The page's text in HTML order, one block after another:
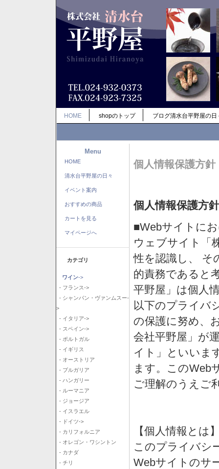
HOME shopのトップ ブログ清水台平野屋の日
Menu
HOME
清水台平野屋の日々
イベント案内
おすすめの商品
カートを見る
マイページへ
カテゴリ
ワイン->
- フランス->
- シャンパン・ヴァンムスー-
>
- イタリア->
- スペイン->
- ポルトガル
- イギリス
- オーストリア
- ブルガリア
- ハンガリー
- ルーマニア
- ジョージア
- イスラエル
- ドイツ->
- カリフォルニア
- オレゴン・ワシントン
- カナダ
- チリ
個人情報保護方針
個人情報保護方針
■Webサイトに
ウェブサイト「
性を認識し、 そ
的責務であると
平野屋」は個人
以下のプライバ
の保護に努め、
会社平野屋」が
イト」といいま
ます。このWeb
ご理解のうえご
【個人情報とは
このプライバシ
Webサイトのサ